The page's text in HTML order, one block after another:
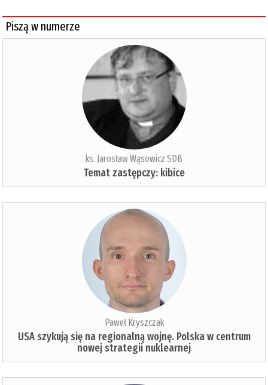
Piszą w numerze
ks. Jarosław Wąsowicz SDB
Temat zastępczy: kibice
Paweł Kryszczak
USA szykują się na regionalną wojnę. Polska w centrum
nowej strategii nuklearnej